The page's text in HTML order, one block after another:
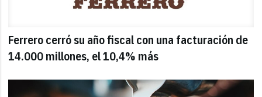
Ferrero cerró su año fiscal con una facturación de
14.000 millones, el 10,4% más